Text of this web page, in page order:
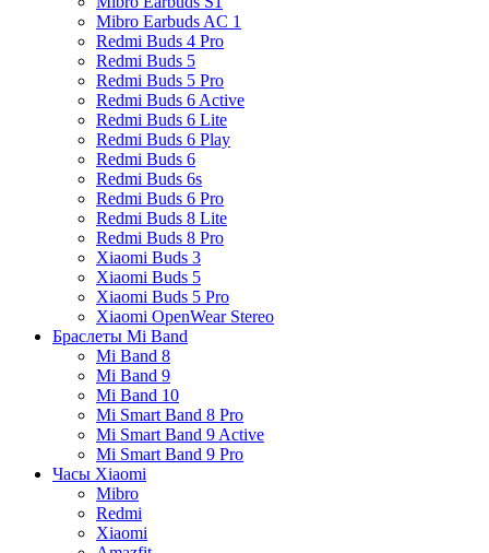
Mibro Earbuds AC 1
Redmi Buds 4 Pro
Redmi Buds 5
Redmi Buds 5 Pro
Redmi Buds 6 Active
Redmi Buds 6 Lite
Redmi Buds 6 Play
Redmi Buds 6
Redmi Buds 6s
Redmi Buds 6 Pro
Redmi Buds 8 Lite
Redmi Buds 8 Pro
Xiaomi Buds 3
Xiaomi Buds 5
Xiaomi Buds 5 Pro
Xiaomi OpenWear Stereo
Браслеты Mi Band
Mi Band 8
Mi Band 9
Mi Band 10
Mi Smart Band 8 Pro
Mi Smart Band 9 Active
Mi Smart Band 9 Pro
Часы Xiaomi
Mibro
Redmi
Xiaomi